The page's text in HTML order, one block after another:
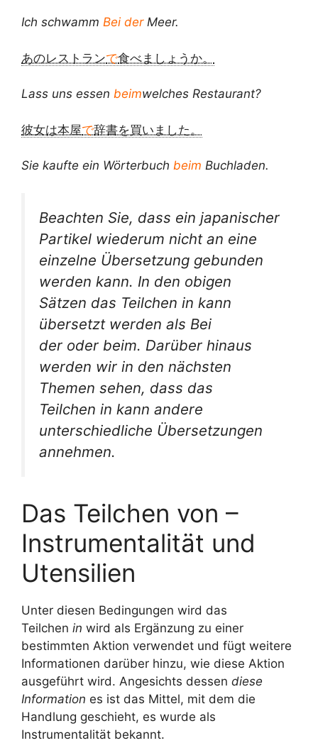
Ich schwamm Bei derMeer.
あのレストランで食べましょうか。
Lass uns essen beimwelches Restaurant?
彼女は本屋で辞書を買いました。
Sie kaufte ein Wörterbuch beim Buchladen.
Beachten Sie, dass ein japanischer
Partikel wiederum nicht an eine
einzelne Übersetzung gebunden
werden kann. In den obigen
Sätzen das Teilchen in kann
übersetzt werden als Bei
der oder beim. Darüber hinaus
werden wir in den nächsten
Themen sehen, dass das
Teilchen in kann andere
unterschiedliche Übersetzungen
annehmen.
Das Teilchen von –
Instrumentalität und
Utensilien
Unter diesen Bedingungen wird das
Teilchen in wird als Ergänzung zu einer
bestimmten Aktion verwendet und fügt weitere
Informationen darüber hinzu, wie diese Aktion
ausgeführt wird. Angesichts dessen diese
Information es ist das Mittel, mit dem die
Handlung geschieht, es wurde als
Instrumentalität bekannt.